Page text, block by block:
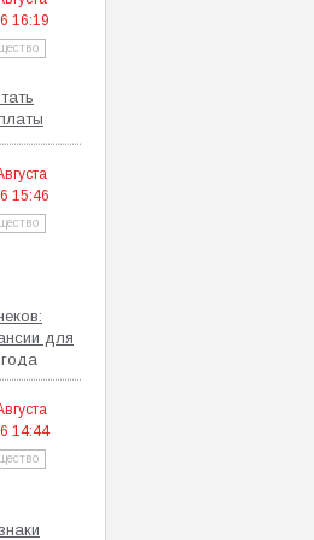
16:19
15:46
для
14:44